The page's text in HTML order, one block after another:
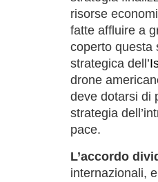
risorse
fatte affluire a
coperto questa
strategica dell’
drone
deve dotarsi di
strategia
pace.
L’accordo
internazionali,